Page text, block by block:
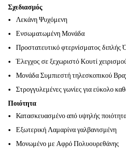
Σχεδιασμός
Λεκάνη Ψυχόμενη
Ενσωματωμένη Μονάδα
Προστατευτικό φτερνίσματος διπλής
Έλεγχος σε ξεχωριστό Κουτί
Μονάδα Συμπιεστή τηλεσκοπικού
Στρογγυλεμένες γωνίες για εύκολο
Ποιότητα
Κατασκευασμένο από υψηλής
Εξωτερική Λαμαρίνα γαλβανισμένη
Μονωμένο με Αφρό Πολυουρεθάνης